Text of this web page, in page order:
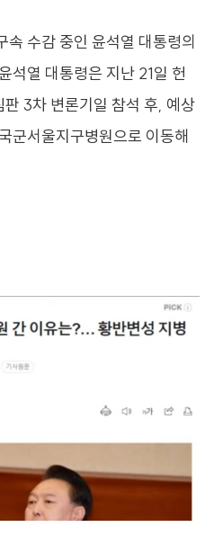
수감 중인 윤석열 대통령의
석열 대통령은 지난 21일 헌
3차 변론기일 참석 후, 예상
군서울지구병원으로 이동해